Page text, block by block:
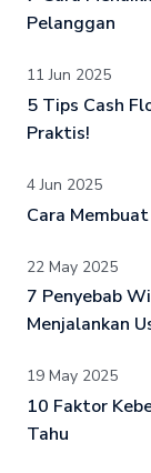
Pelanggan
11 Jun 2025
5 Tips Cash
Praktis!
4 Jun 2025
Cara
22 May 2025
7 Penyebab
Menjalankan
19 May 2025
10 Faktor
Tahu